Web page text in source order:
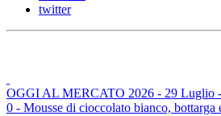
twitter
OGGI AL MERCATO 2026 - 29 Luglio
0 - Mousse di cioccolato bianco, bottarga